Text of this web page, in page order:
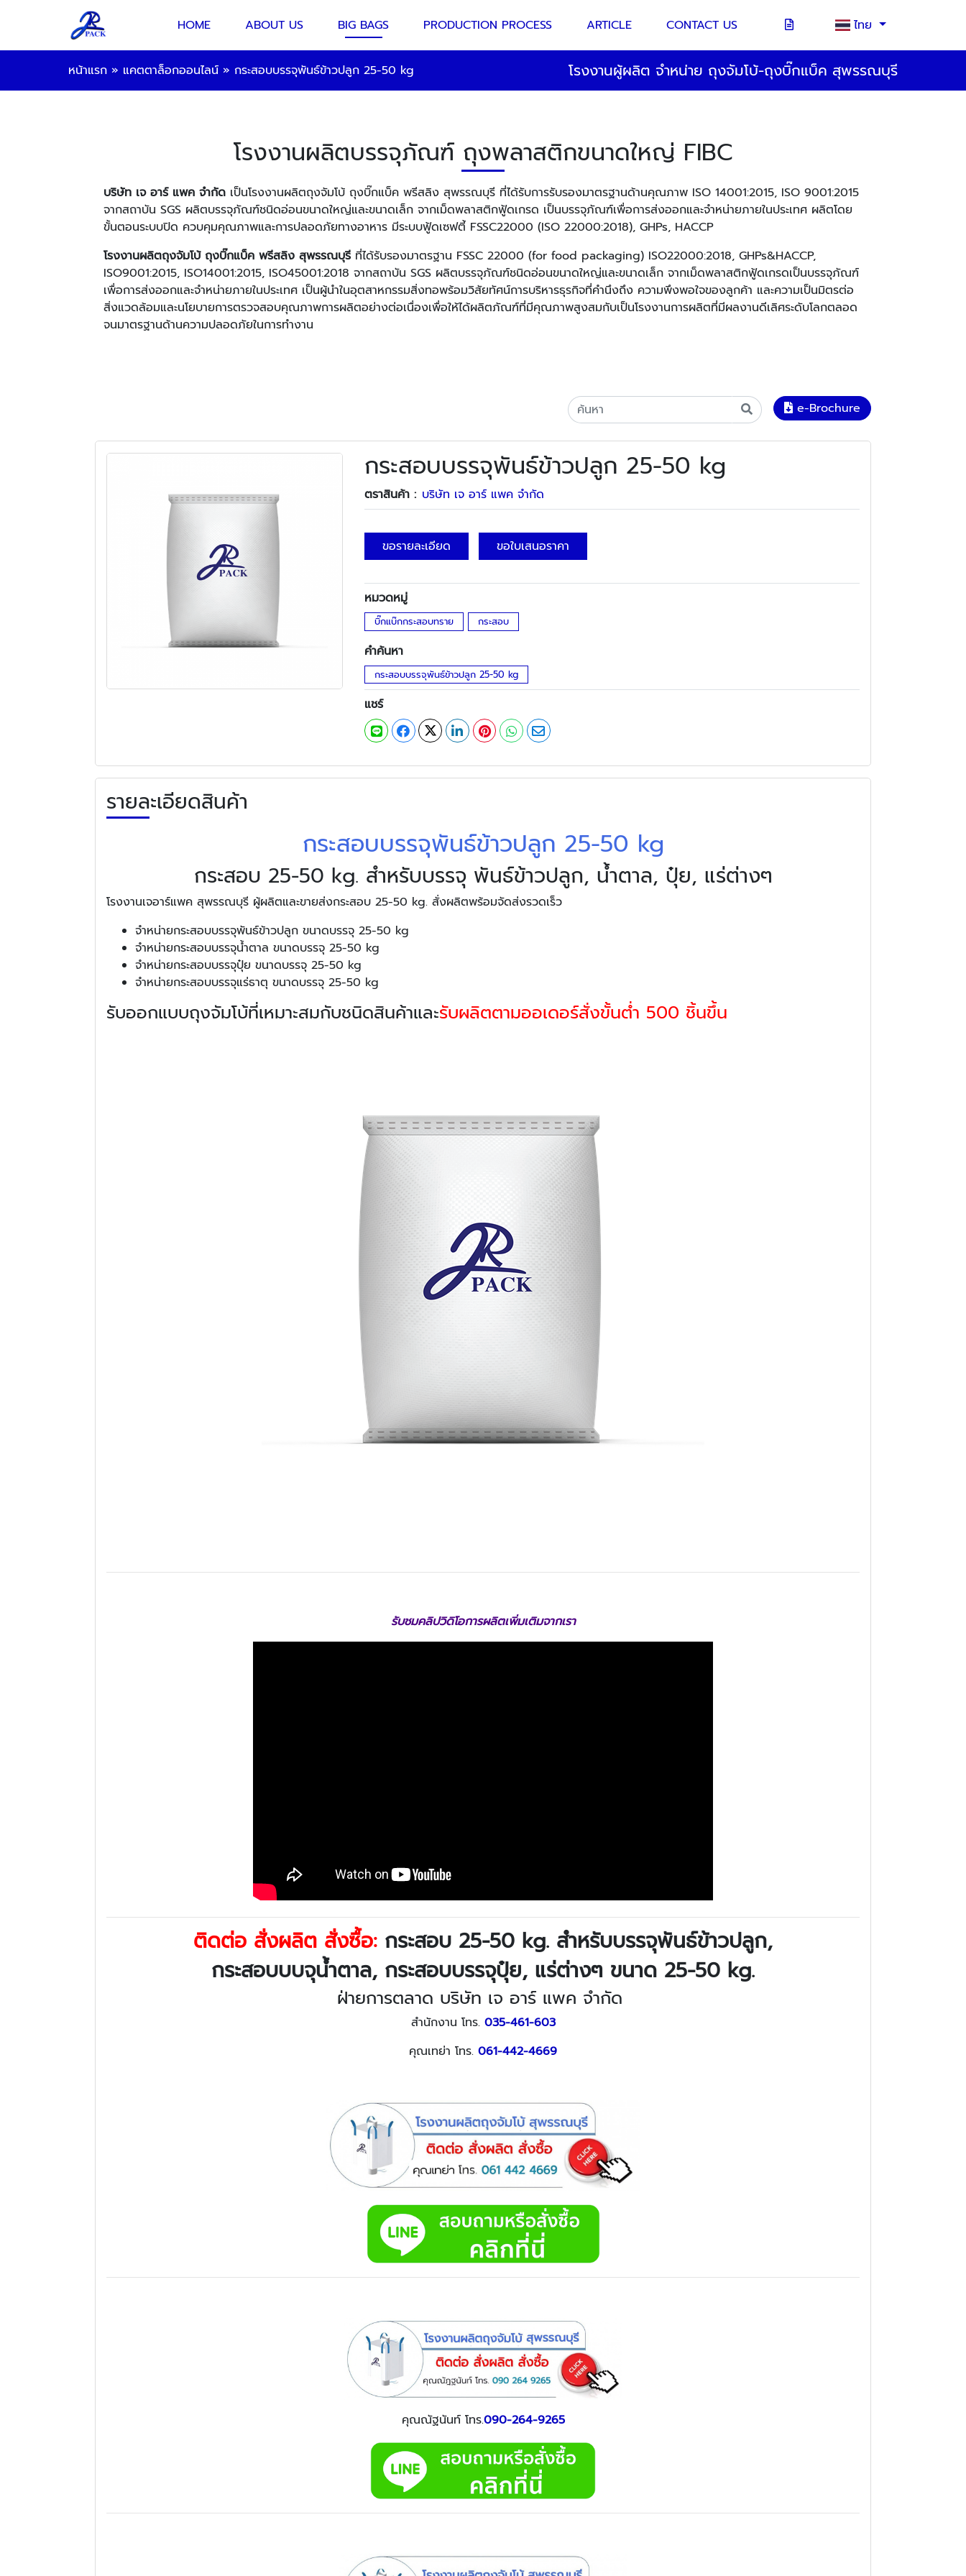
HOME ABOUT US BIG BAGS PRODUCTION PROCESS ARTICLE CONTACT US ไทย
หน้าแรก » แคตตาล็อกออนไลน์ » กระสอบบรรจุพันธ์ข้าวปลูก 25-50 kg โรงงานผู้ผลิต จำหน่าย ถุงจัมโบ้-ถุงบิ๊กแบ็ค สุพรรณบุรี
โรงงานผลิตบรรจุภัณฑ์ ถุงพลาสติกขนาดใหญ่ FIBC
บริษัท เจ อาร์ แพค จำกัด เป็นโรงงานผลิตถุงจัมโบ้ ถุงบิ๊กแบ็ค พรีสลิง สุพรรณบุรี ที่ได้รับการรับรองมาตรฐานด้านคุณภาพ ISO 14001:2015, ISO 9001:2015
จากสถาบัน SGS ผลิตบรรจุภัณฑ์ชนิดอ่อนขนาดใหญ่และขนาดเล็ก จากเม็ดพลาสติกฟู้ดเกรด เป็นบรรจุภัณฑ์เพื่อการส่งออกและจำหน่ายภายในประเทศ ผลิตโดย
ขั้นตอนระบบปิด ควบคุมคุณภาพและการปลอดภัยทางอาหาร มีระบบฟู้ดเซฟตี้ FSSC22000 (ISO 22000:2018), GHPs, HACCP
โรงงานผลิตถุงจัมโบ้ ถุงบิ๊กแบ็ค พรีสลิง สุพรรณบุรี ที่ได้รับรองมาตรฐาน FSSC 22000 (for food packaging) ISO22000:2018, GHPs&HACCP,
ISO9001:2015, ISO14001:2015, ISO45001:2018 จากสถาบัน SGS ผลิตบรรจุภัณฑ์ชนิดอ่อนขนาดใหญ่และขนาดเล็ก จากเม็ดพลาสติกฟู้ดเกรดเป็นบรรจุภัณฑ์
เพื่อการส่งออกและจำหน่ายภายในประเทศ เป็นผู้นำในอุตสาหกรรมสิ่งทอพร้อมวิสัยทัศน์การบริหารธุรกิจที่คำนึงถึง ความพึงพอใจของลูกค้า และความเป็นมิตรต่อ
สิ่งแวดล้อมและนโยบายการตรวจสอบคุณภาพการผลิตอย่างต่อเนื่องเพื่อให้ได้ผลิตภัณฑ์ที่มีคุณภาพสูงสมกับเป็นโรงงานการผลิตที่มีผลงานดีเลิศระดับโลกตลอด
จนมาตรฐานด้านความปลอดภัยในการทำงาน
e-Brochure
กระสอบบรรจุพันธ์ข้าวปลูก 25-50 kg
ตราสินค้า : บริษัท เจ อาร์ แพค จำกัด
ขอรายละเอียด ขอใบเสนอราคา
หมวดหมู่
บิ๊กแบ๊กกระสอบทราย กระสอบ
คำค้นหา
กระสอบบรรจุพันธ์ข้าวปลูก 25-50 kg
แชร์
รายละเอียดสินค้า
กระสอบบรรจุพันธ์ข้าวปลูก 25-50 kg
กระสอบ 25-50 kg. สำหรับบรรจุ พันธ์ข้าวปลูก, น้ำตาล, ปุ๋ย, แร่ต่างๆ
โรงงานเจอาร์แพค สุพรรณบุรี ผู้ผลิตและขายส่งกระสอบ 25-50 kg. สั่งผลิตพร้อมจัดส่งรวดเร็ว
จำหน่ายกระสอบบรรจุพันธ์ข้าวปลูก ขนาดบรรจุ 25-50 kg
จำหน่ายกระสอบบรรจุน้ำตาล ขนาดบรรจุ 25-50 kg
จำหน่ายกระสอบบรรจุปุ๋ย ขนาดบรรจุ 25-50 kg
จำหน่ายกระสอบบรรจุแร่ธาตุ ขนาดบรรจุ 25-50 kg
รับออกแบบถุงจัมโบ้ที่เหมาะสมกับชนิดสินค้าและรับผลิตตามออเดอร์สั่งขั้นต่ำ 500 ชิ้นขึ้น
รับชมคลิปวิดิโอการผลิตเพิ่มเติมจากเรา
ติดต่อ สั่งผลิต สั่งซื้อ: กระสอบ 25-50 kg. สำหรับบรรจุพันธ์ข้าวปลูก,
กระสอบบบจุน้ำตาล, กระสอบบรรจุปุ๋ย, แร่ต่างๆ ขนาด 25-50 kg.
ฝ่ายการตลาด บริษัท เจ อาร์ แพค จำกัด
สำนักงาน โทร. 035-461-603
คุณเทย่า โทร. 061-442-4669
คุณณัฐนันท์ โทร.090-264-9265